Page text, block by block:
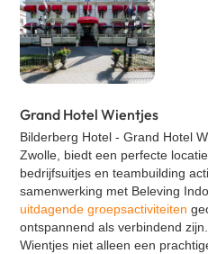
Grand Hotel Wientjes
Bilderberg Hotel - Grand Hotel
Zwolle, biedt een perfecte
bedrijfsuitjes en teambuilding
samenwerking met Beleving
uitdagende groepsactiviteiten
ontspannend als verbindend
Wientjes niet alleen een